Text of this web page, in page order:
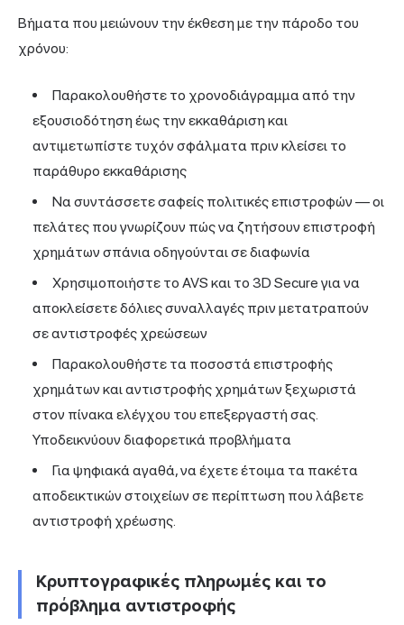
Βήματα που μειώνουν την έκθεση με την πάροδο του
χρόνου:
Παρακολουθήστε το χρονοδιάγραμμα από την
εξουσιοδότηση έως την εκκαθάριση και
αντιμετωπίστε τυχόν σφάλματα πριν κλείσει το
παράθυρο εκκαθάρισης
Να συντάσσετε σαφείς πολιτικές επιστροφών — οι
πελάτες που γνωρίζουν πώς να ζητήσουν επιστροφή
χρημάτων σπάνια οδηγούνται σε διαφωνία
Χρησιμοποιήστε το AVS και το 3D Secure για να
αποκλείσετε δόλιες συναλλαγές πριν μετατραπούν
σε αντιστροφές χρεώσεων
Παρακολουθήστε τα ποσοστά επιστροφής
χρημάτων και αντιστροφής χρημάτων ξεχωριστά
στον πίνακα ελέγχου του επεξεργαστή σας.
Υποδεικνύουν διαφορετικά προβλήματα
Για ψηφιακά αγαθά, να έχετε έτοιμα τα πακέτα
αποδεικτικών στοιχείων σε περίπτωση που λάβετε
αντιστροφή χρέωσης.
Κρυπτογραφικές πληρωμές και το
πρόβλημα αντιστροφής